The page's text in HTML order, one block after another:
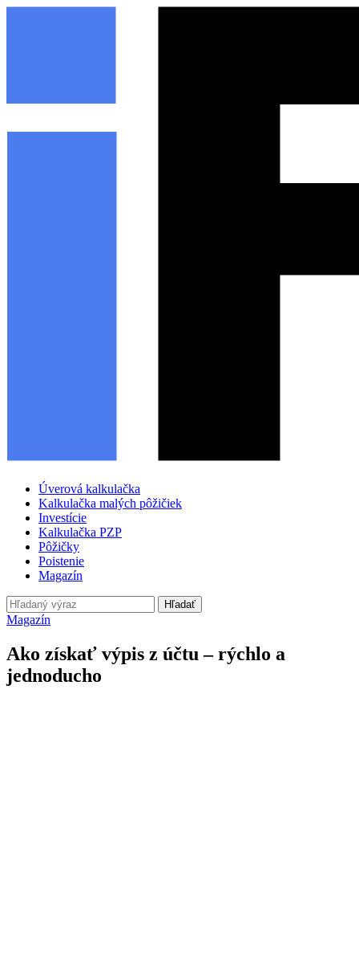
Úverová kalkulačka
Kalkulačka malých pôžičiek
Investície
Kalkulačka PZP
Pôžičky
Poistenie
Magazín
Hľadať
Magazín
Ako získať výpis z účtu – rýchlo a
jednoducho